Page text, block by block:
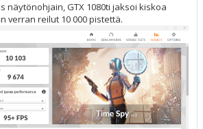
näytönohjain, GTX 1080ti jaksoi kiskoa
verran reilut 10 000 pistettä.